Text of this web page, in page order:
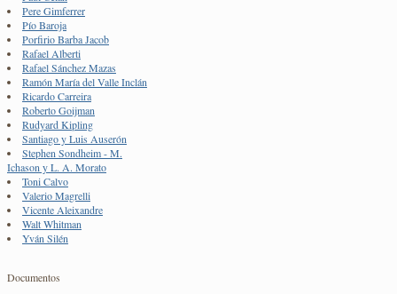
Pere Gimferrer
Pío Baroja
Porfirio Barba Jacob
Rafael Alberti
Rafael Sánchez Mazas
Ramón María del Valle Inclán
Ricardo Carreira
Roberto Goijman
Rudyard Kipling
Santiago y Luis Auserón
Stephen Sondheim - M.
Ichason y L. A. Morato
Toni Calvo
Valerio Magrelli
Vicente Aleixandre
Walt Whitman
Yván Silén
Documentos